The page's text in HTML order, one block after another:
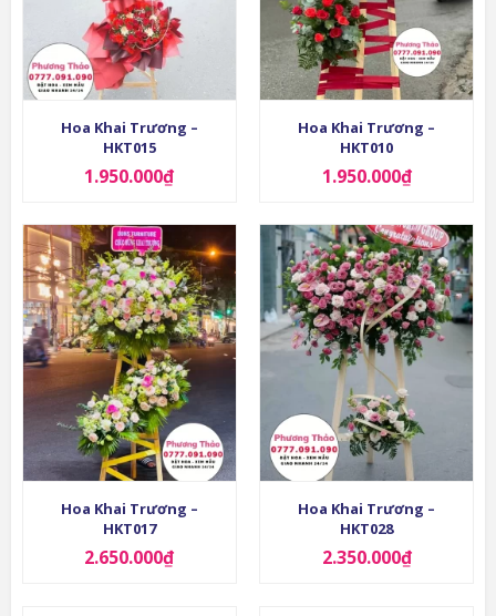
Hoa Khai Trương –
HKT015
1.950.000₫
Hoa Khai Trương –
HKT010
1.950.000₫
Hoa Khai Trương –
HKT017
2.650.000₫
Hoa Khai Trương –
HKT028
2.350.000₫